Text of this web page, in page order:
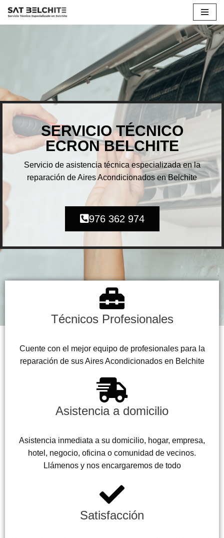
Saltar
SERVICIO TÉCNICO
ECRON BELCHITE
Servicio de asistencia técnica especializada en la
reparación de Aires Acondicionados en Belchite
976 362 974
Técnicos Profesionales
Cuente con el mejor equipo de profesionales para la
reparación de sus Aires Acondicionados en Belchite
Asistencia a domicilio
Asistencia inmediata a su domicilio, hogar, empresa,
hotel, negocio, oficina o comunidad de vecinos.
Llámenos y nos encargaremos de todo
Satisfacción